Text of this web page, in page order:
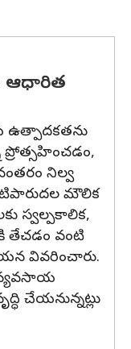
ఆధారిత
ఉత్పాదకతను
నిల్వ
మౌలిక
స్వల్పకాలిక,
తేచడం వంటి
వివరించారు.
వ్యవసాయ
చేయనున్నట్లు